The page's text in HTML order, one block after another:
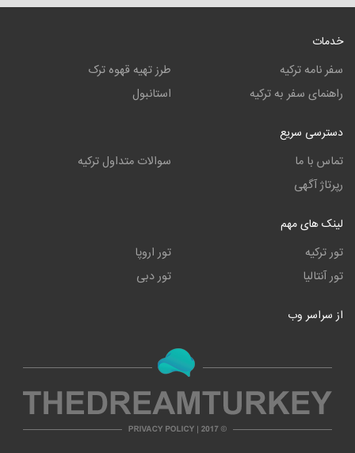
خدمات
سفر نامه ترکیه
راهنمای سفر به ترکیه
طرز تهیه قهوه ترک
استانبول
دسترسی سریع
تماس با ما
رپرتاژ آگهی
سوالات متداول ترکیه
لینک های مهم
تور ترکیه
تور آنتالیا
تور اروپا
تور دبی
از سراسر وب